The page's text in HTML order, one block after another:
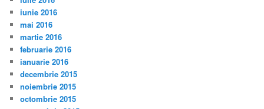
iunie 2016
mai 2016
martie 2016
februarie 2016
ianuarie 2016
decembrie 2015
noiembrie 2015
octombrie 2015